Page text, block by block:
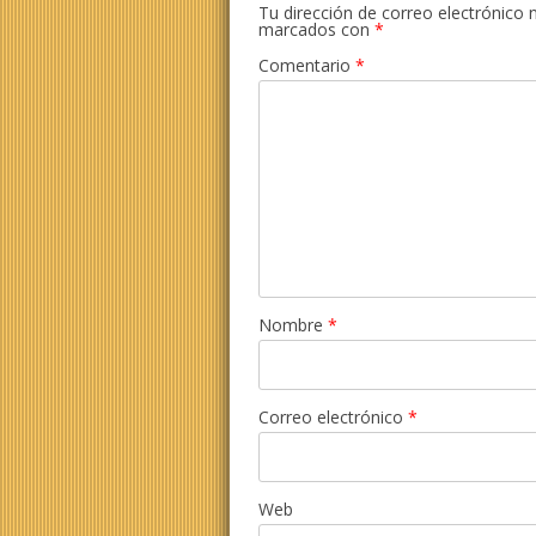
Tu dirección de correo electrónico
marcados con *
Comentario *
Nombre *
Correo electrónico *
Web